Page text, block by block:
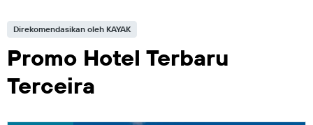
Direkomendasikan oleh KAYAK
Promo Hotel Terbaru
Terceira